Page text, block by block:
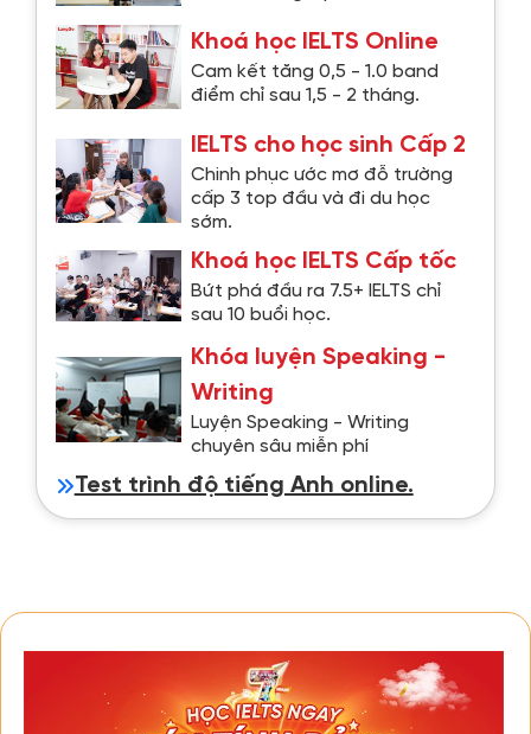
Khoá học IELTS Online
Cam kết tăng 0,5 - 1.0 band
điểm chỉ sau 1,5 - 2 tháng.
IELTS cho học sinh Cấp 2
Chinh phục ước mơ đỗ trường
cấp 3 top đầu và đi du học
sớm.
Khoá học IELTS Cấp tốc
Bứt phá đầu ra 7.5+ IELTS chỉ
sau 10 buổi học.
Khóa luyện Speaking -
Writing
Luyện Speaking - Writing
chuyên sâu miễn phí
Test trình độ tiếng Anh online.